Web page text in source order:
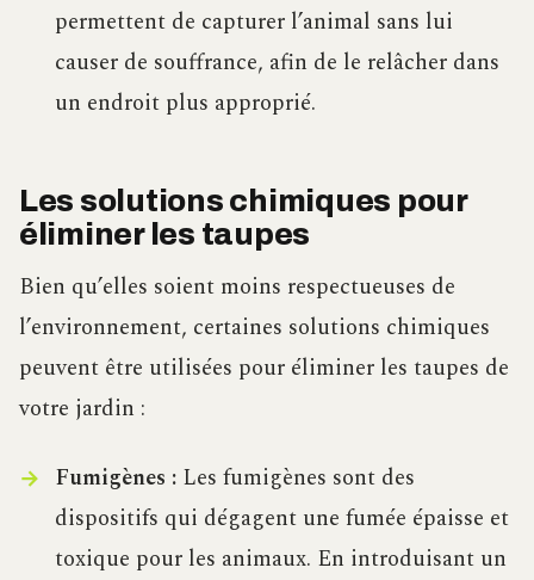
permettent de capturer l’animal sans lui
causer de souffrance, afin de le relâcher dans
un endroit plus approprié.
Les solutions chimiques pour
éliminer les taupes
Bien qu’elles soient moins respectueuses de
l’environnement, certaines solutions chimiques
peuvent être utilisées pour éliminer les taupes de
votre jardin :
Fumigènes :Les fumigènes sont des
dispositifs qui dégagent une fumée épaisse et
toxique pour les animaux. En introduisant un